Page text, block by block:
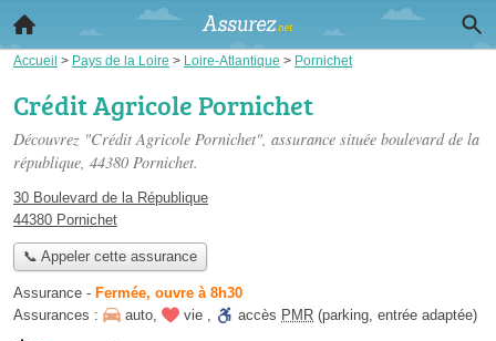
Accueil > Pays de la Loire > Loire-Atlantique > Pornichet
Crédit Agricole Pornichet
Découvrez "Crédit Agricole Pornichet", assurance située boulevard de la
république, 44380 Pornichet.
30 Boulevard de la République
44380 Pornichet
📞 Appeler cette assurance
Assurance - Fermée, ouvre à 8h30
Assurances :
auto, vie , accès PMR (parking, entrée adaptée)